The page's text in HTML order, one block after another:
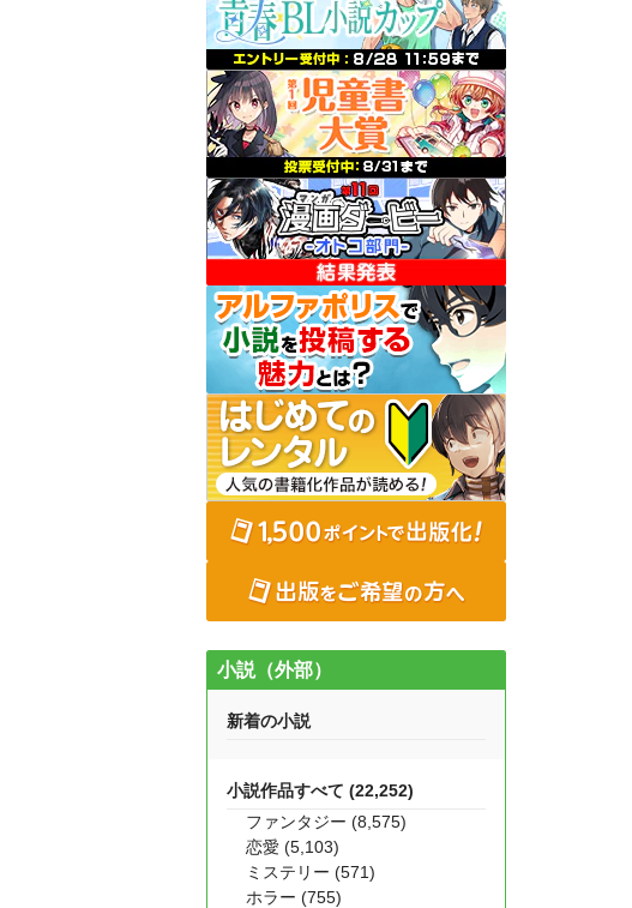
小説（外部）
新着の小説
小説作品すべて (22,252)
ファンタジー (8,575)
恋愛 (5,103)
ミステリー (571)
ホラー (755)